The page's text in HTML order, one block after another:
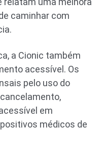
caminhar com
a Cionic também
acessível. Os
pelo uso do
em
médicos de